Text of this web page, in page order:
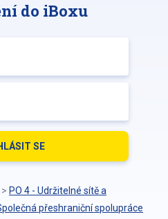
do iBoxu
> PO 4 - Udržitelné sítě a
přeshraniční spolupráce